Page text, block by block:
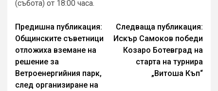
(събота) от 18:00 часа.
Continue
Reading
Предишна публикация:
Общинските съветници
отложиха вземане на
решение за
Ветроенергийния парк,
след организиране на
Следваща публикация:
Искър Самоков победи
Козаро Ботевград на
старта на турнира
„Витоша Къп“